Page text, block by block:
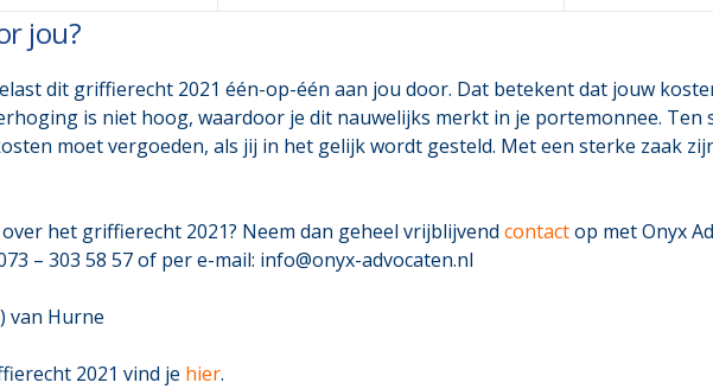
jou?
dit griffierecht 2021 één-op-één aan jou door. Dat betekent dat jouw
is niet hoog, waardoor je dit nauwelijks merkt in je portemonnee. Ten
moet vergoeden, als jij in het gelijk wordt gesteld. Met een sterke zaak
het griffierecht 2021? Neem dan geheel vrijblijvendcontactop met Onyx
– 303 58 57 of per e-mail: info@onyx-advocaten.nl
van Hurne
2021 vind je hier.